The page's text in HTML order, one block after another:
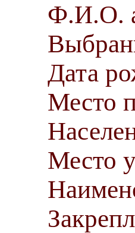
Ф.И.О.
Дата
Место
Место